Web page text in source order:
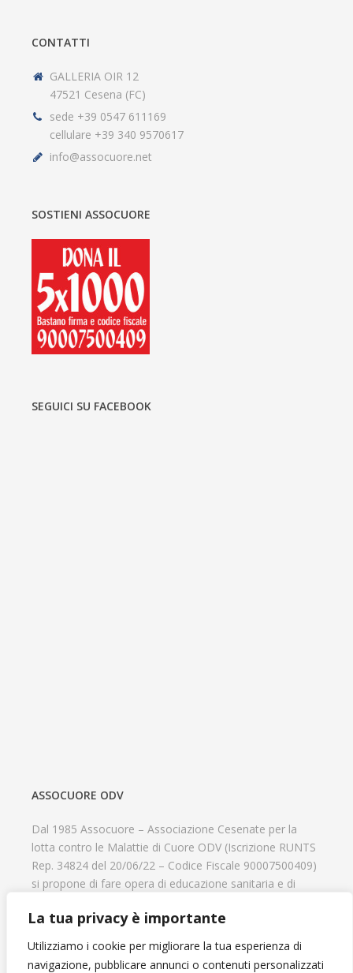
La tua privacy è importante
Utilizziamo i cookie per migliorare la tua esperienza di
navigazione, pubblicare annunci o contenuti personalizzati
CONTATTI
GALLERIA OIR 12
47521 Cesena (FC)
sede +39 0547 611169
cellulare +39 340 9570617
info@assocuore.net
SOSTIENI ASSOCUORE
SEGUICI SU FACEBOOK
ASSOCUORE ODV
Dal 1985 Assocuore – Associazione Cesenate per la
lotta contro le Malattie di Cuore ODV (Iscrizione RUNTS
Rep. 34824 del 20/06/22 – Codice Fiscale 90007500409)
si propone di fare opera di educazione sanitaria e di
psicofisico di tutti coloro che hanno un problema